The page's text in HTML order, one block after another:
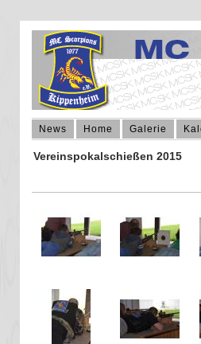
News Home Galerie
Vereinspokalschießen 2015